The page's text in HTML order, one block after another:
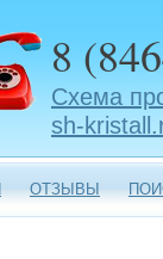
8
Схема
sh-
ОТЗЫВЫ